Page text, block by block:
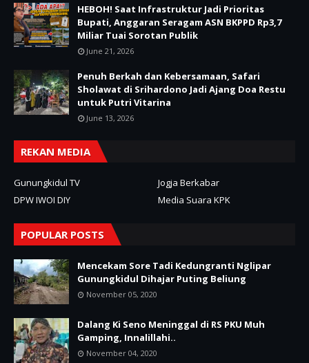
HEBOH! Saat Infrastruktur Jadi Prioritas
Bupati, Anggaran Seragam ASN BKPPD Rp3,7
Miliar Tuai Sorotan Publik
June 21, 2026
Penuh Berkah dan Kebersamaan, Safari
Sholawat di Srihardono Jadi Ajang Doa Restu
untuk Putri Vitarina
June 13, 2026
REKAN MEDIA
Gunungkidul TV
Jogja Berkabar
DPW IWOI DIY
Media Suara KPK
POPULAR POSTS
Mencekam Sore Tadi Kedungranti Nglipar
Gunungkidul Dihajar Puting Beliung
November 05, 2020
Dalang Ki Seno Meninggal di RS PKU Muh
Gamping, Innalillahi..
November 04, 2020